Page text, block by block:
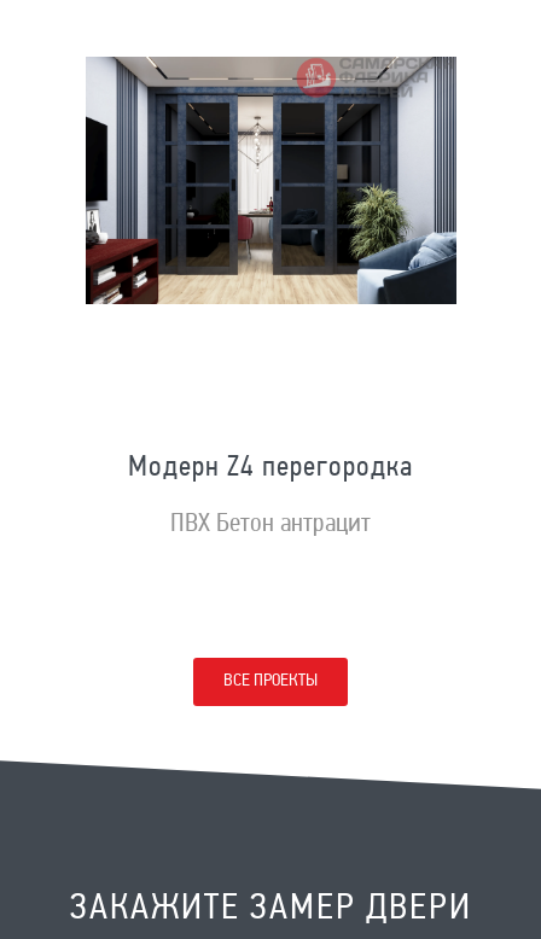
Модерн Z4 перегородка
ПВХ Бетон антрацит
ВСЕ ПРОЕКТЫ
ЗАКАЖИТЕ ЗАМЕР ДВЕРИ